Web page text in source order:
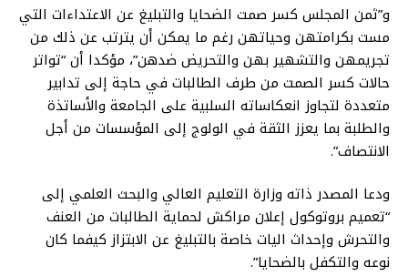
و”ثمن المجلس كسر صمت الضحايا والتبليغ عن الاعتداءات التي
مست بكرامتهن وحياتهن رغم ما يمكن أن يترتب عن ذلك من
تجريمهن والتشهير بهن والتحريض ضدهن”، مؤكدا أن “تواتر
حالات كسر الصمت من طرف الطالبات في حاجة إلى تدابير
متعددة لتجاوز انعكاساته السلبية على الجامعة والأساتذة
والطلبة بما يعزز الثقة في الولوج إلى المؤسسات من أجل
الانتصاف”.
ودعا المصدر ذاته وزارة التعليم العالي والبحث العلمي إلى
“تعميم بروتوكول إعلان مراكش لحماية الطالبات من العنف
والتحرش وإحداث اليات خاصة بالتبليغ عن الابتزاز كيفما كان
نوعه والتكفل بالضحايا”.